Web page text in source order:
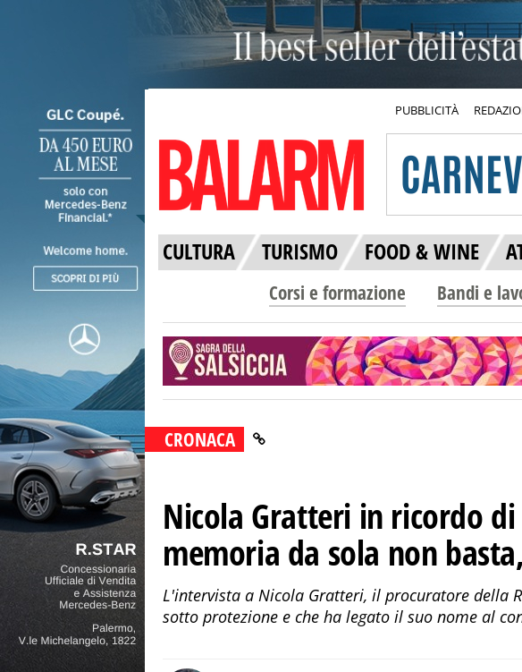
PUBBLICITÀ
CULTURA TURISMO FOOD & WINE
Corsi e formazione Bandi e
CRONACA
Nicola Gratteri in ricordo di
memoria da sola non
L'intervista a Nicola Gratteri, il procuratore della
sotto protezione e che ha legato il suo nome al